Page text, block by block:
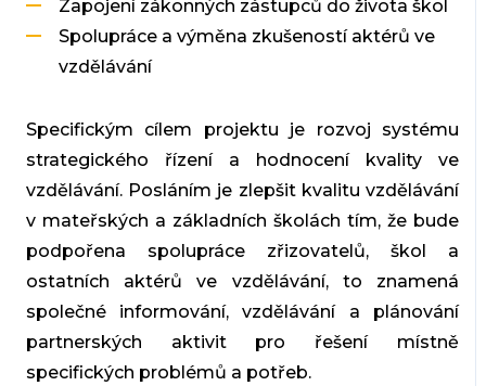
Zapojení zákonných zástupců do života škol
Spolupráce a výměna zkušeností aktérů ve
vzdělávání
Specifickým cílem projektu je rozvoj systému
strategického řízení a hodnocení kvality ve
vzdělávání. Posláním je zlepšit kvalitu vzdělávání
v mateřských a základních školách tím, že bude
podpořena spolupráce zřizovatelů, škol a
ostatních aktérů ve vzdělávání, to znamená
společné informování, vzdělávání a plánování
partnerských aktivit pro řešení místně
specifických problémů a potřeb.